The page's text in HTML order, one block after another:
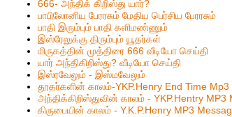
666- அந்திக் கிறிஸ்து யார்?
பாபிலோனிய பேரரசும் மேதிய பெர்சிய பேரரசும்
பாதி இரும்பும் பாதி களிமண்ணும்
இஸ்ரேலுக்கு திரும்பும் யூதர்கள்
மிருகத்தின் முத்திரை 666 வீடியோ செய்தி
யார் அந்திகிறிஸ்து? வீடியோ செய்தி
இஸ்ரவேலும் - இஸ்மவேலும்
தூதர்களின் காலம்-YKP.Henry End Time Mp3
அந்திக்கிறிஸ்துவின் காலம் - YKP.Hentry MP3
கிருபையின் காலம் - Y.K.P.Henry MP3